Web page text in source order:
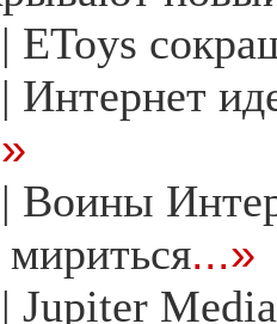
| EToys
| Интернет
| Воины
...»
| Jupiter